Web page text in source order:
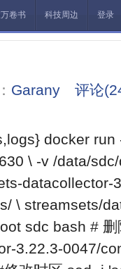
卷书 科技周边 登录
Garany
评论
docker run
\ -v /data/
datacollector-
\ streamsets/
sdc bash #
3.22.3-0047/